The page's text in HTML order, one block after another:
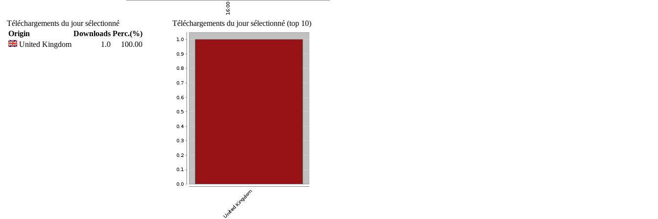
Téléchargements du jour sélectionné
Origin
Downloads Perc.(%)
United Kingdom
1.0 100.00
Téléchargements du jour sélectionné (top 10)